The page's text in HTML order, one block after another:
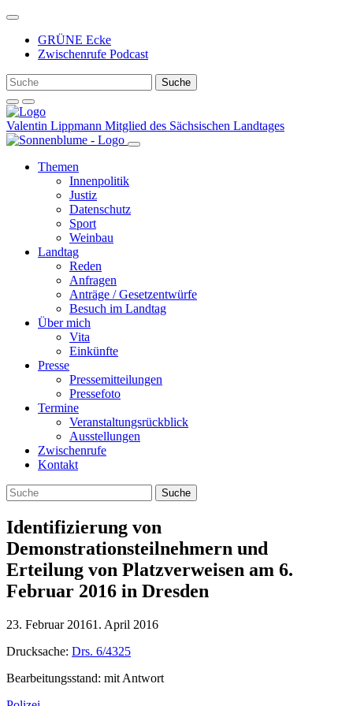
Weiter
Inhalt
GRÜNE Ecke
Zwischenrufe Podcast
Valentin Lippmann Mitglied des Sächsischen Landtages
Themen
Innenpolitik
Justiz
Datenschutz
Sport
Weinbau
Landtag
Reden
Anfragen
Anträge / Gesetzentwürfe
Besuch im Landtag
Über mich
Vita
Einkünfte
Presse
Pressemitteilungen
Pressefoto
Termine
Veranstaltungsrückblick
Ausstellungen
Zwischenrufe
Kontakt
Identifizierung von
Demonstrationsteilnehmern und
Erteilung von Platzverweisen am 6.
Februar 2016 in Dresden
23. Februar 20161. April 2016
Drucksache: Drs. 6/4325
Bearbeitungsstand: mit Antwort